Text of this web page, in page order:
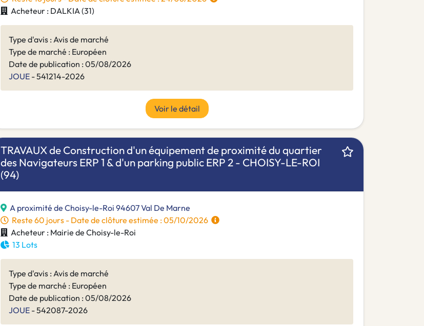
Acheteur : DALKIA (31)
Type d'avis : Avis de marché
Type de marché : Européen
Date de publication : 05/08/2026
JOUE - 541214-2026
Voir le détail
TRAVAUX de Construction d'un équipement de proximité du quartier
des Navigateurs ERP 1 & d'un parking public ERP 2 - CHOISY-LE-ROI
(94)
A proximité de Choisy-le-Roi 94607 Val De Marne
Reste 60 jours - Date de clôture estimée : 05/10/2026
Acheteur : Mairie de Choisy-le-Roi
13 Lots
Type d'avis : Avis de marché
Type de marché : Européen
Date de publication : 05/08/2026
JOUE - 542087-2026